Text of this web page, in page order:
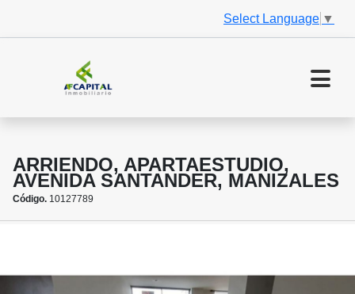
Select Language ▼
ARRIENDO, APARTAESTUDIO,
AVENIDA SANTANDER, MANIZALES
Código. 10127789